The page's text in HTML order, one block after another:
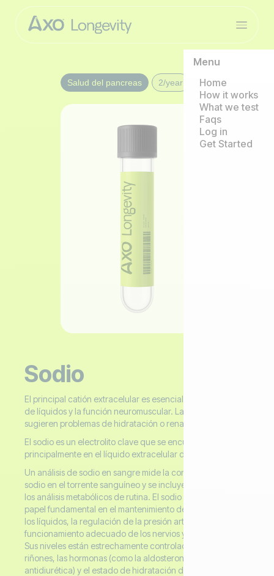
Menu
Home
How it works
What we test
Faqs
Log in
Get Started
Sodio
El principal catión extracelular es esencial para el equilibrio
de líquidos y la función neuromuscular. Las anomalías
sugieren problemas de hidratación o renales/endocrinos.
El sodio es un electrolito clave que se encuentra
principalmente en el líquido extracelular del cuerpo.
Un análisis de sodio en sangre mide la concentración de
sodio en el torrente sanguíneo y se incluye comúnmente en
los análisis metabólicos de rutina. El sodio desempeña un
papel fundamental en el mantenimiento del equilibrio de
los líquidos, la regulación de la presión arterial y el apoyo al
funcionamiento adecuado de los nervios y los músculos.
Sus niveles están estrechamente controlados por los
riñones, las hormonas (como la aldosterona y la hormona
antidiurética) y el estado de hidratación del cuerpo.
Salud del pancreas 2/year